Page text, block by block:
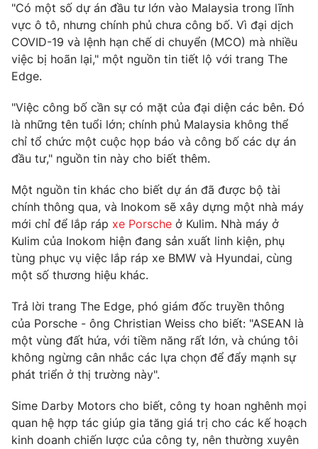
Phim VTV
Hậu trường
Nhân vật
Khán giả
Giải sao mai
Giải trí
Điện ảnh
Sao
Đời sống
Du lịch
Làm đẹp
Chất lượng cuộc sống
Giáo dục
Tuyển sinh
Công nghệ
Hitech Công nghệ tương lai
Sản phẩm
Thị trường
Tư vấn
Giao lưu trực tuyến
Lịch phát sóng
Emagazine Podcast
Photo Infographic
Video Shorts video
VTV Money VTV Thể thao
"Có một số dự án đầu tư lớn vào Malaysia trong lĩnh
vực ô tô, nhưng chính phủ chưa công bố. Vì đại dịch
COVID-19 và lệnh hạn chế di chuyển (MCO) mà nhiều
việc bị hoãn lại," một nguồn tin tiết lộ với trang The
Edge.
"Việc công bố cần sự có mặt của đại diện các bên. Đó
là những tên tuổi lớn; chính phủ Malaysia không thể
chỉ tổ chức một cuộc họp báo và công bố các dự án
đầu tư," nguồn tin này cho biết thêm.
Một nguồn tin khác cho biết dự án đã được bộ tài
chính thông qua, và Inokom sẽ xây dựng một nhà máy
mới chỉ để lắp ráp xe Porsche ở Kulim. Nhà máy ở
Kulim của Inokom hiện đang sản xuất linh kiện, phụ
tùng phục vụ việc lắp ráp xe BMW và Hyundai, cùng
một số thương hiệu khác.
Trả lời trang The Edge, phó giám đốc truyền thông
của Porsche - ông Christian Weiss cho biết: "ASEAN là
một vùng đất hứa, với tiềm năng rất lớn, và chúng tôi
không ngừng cân nhắc các lựa chọn để đẩy mạnh sự
phát triển ở thị trường này".
Sime Darby Motors cho biết, công ty hoan nghênh mọi
quan hệ hợp tác giúp gia tăng giá trị cho các kế hoạch
kinh doanh chiến lược của công ty, nên thường xuyên